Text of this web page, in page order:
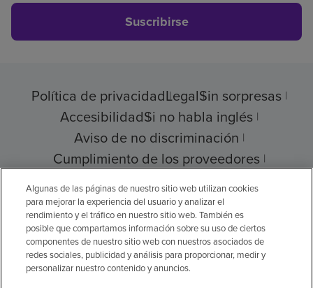
Suscribirse
Política de privacidadLegalSin sorpresas
AccesibilidadSi no habla inglés
Aviso de no discriminación
Cumplimiento de los proveedores
Transparencia de precios
© 2026 Encompass Health Corporation
Preferencias de cookies
Algunas de las páginas de nuestro sitio web utilizan cookies
para mejorar la experiencia del usuario y analizar el
rendimiento y el tráfico en nuestro sitio web. También es
posible que compartamos información sobre su uso de ciertos
componentes de nuestro sitio web con nuestros asociados de
redes sociales, publicidad y análisis para proporcionar, medir y
personalizar nuestro contenido y anuncios.